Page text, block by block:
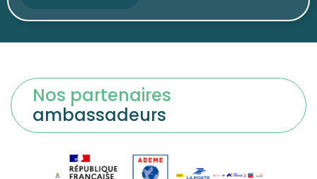
Nos partenaires
ambassadeurs